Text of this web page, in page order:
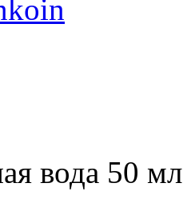
вода 50 мл